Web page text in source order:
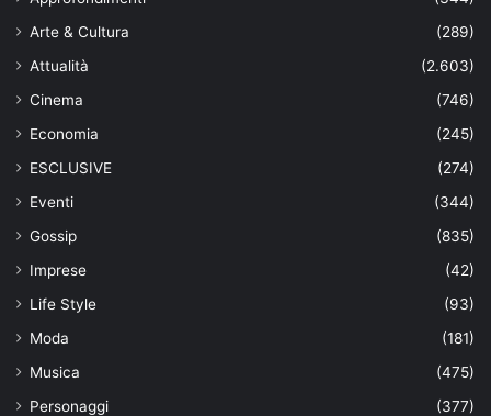
Arte & Cultura
(289)
Attualità
(2.603)
Cinema
(746)
Economia
(245)
ESCLUSIVE
(274)
Eventi
(344)
Gossip
(835)
Imprese
(42)
Life Style
(93)
Moda
(181)
Musica
(475)
Personaggi
(377)